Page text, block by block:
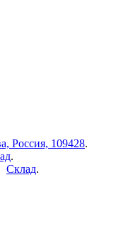
Россия, 109428.
.
Склад.